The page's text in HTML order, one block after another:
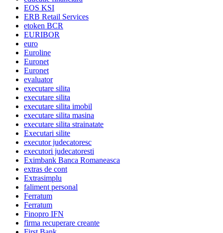
EOS KSI
ERB Retail Services
etoken BCR
EURIBOR
euro
Euroline
Euronet
Euronet
evaluator
executare silita
executare silita
executare silita imobil
executare silita masina
executare silita strainatate
Executari silite
executor judecatoresc
executori judecatoresti
Eximbank Banca Romaneasca
extras de cont
Extrasimplu
faliment personal
Ferratum
Ferratum
Finopro IFN
firma recuperare creante